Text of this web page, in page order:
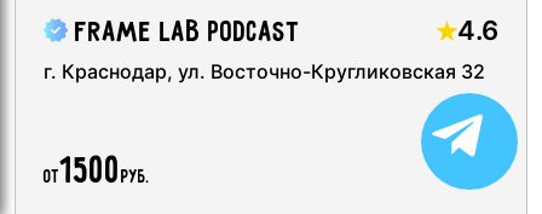
Frame Lab Podcast 4.6
г. Краснодар, ул. Восточно-Кругликовская 32
от1500 руб. 110